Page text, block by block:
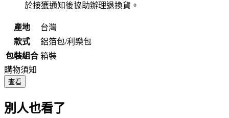
於接獲通知後協助辦理退換貨。
產地
台灣
款式
鋁箔包/利樂包
包裝組合 箱裝
購物須知
查看
別人也看了